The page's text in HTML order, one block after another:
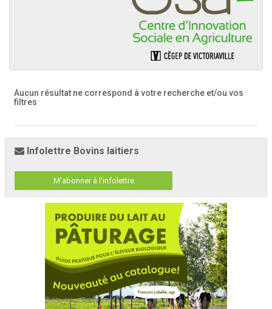
Aucun résultat ne correspond à votre recherche et/ou vos
filtres
Infolettre Bovins laitiers
M'abonner à l'infolettre